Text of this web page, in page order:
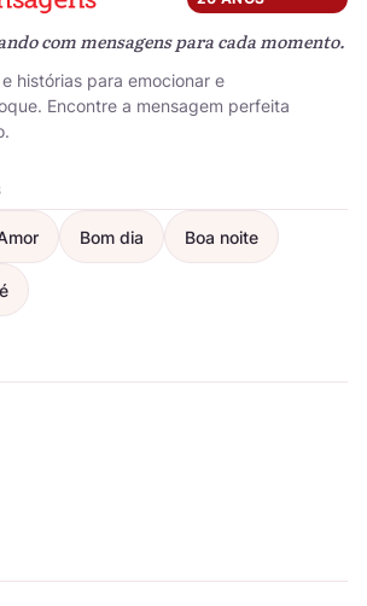
com mensagens para cada momento.
histórias para emocionar e
Encontre a mensagem perfeita
Bom dia Boa noite